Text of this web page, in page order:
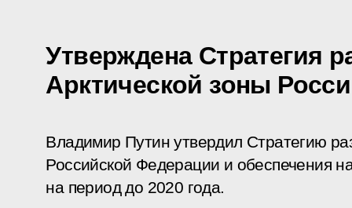
Утверждена Стратегия
Арктической зоны
Владимир Путин утвердил Стратегию
Российской Федерации и обеспечения
на период до 2020 года.